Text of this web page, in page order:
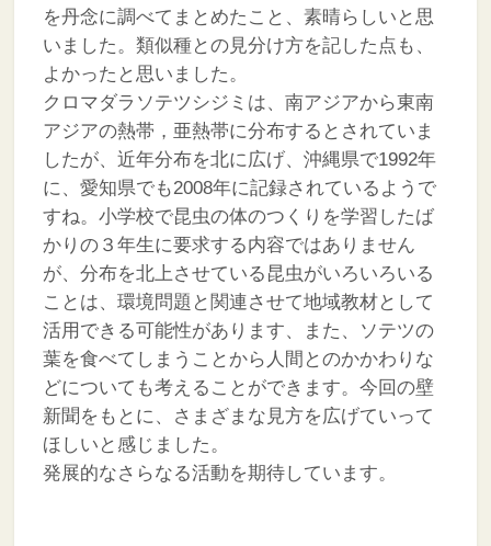
を丹念に調べてまとめたこと、素晴らしいと思
いました。類似種との見分け方を記した点も、
よかったと思いました。
クロマダラソテツシジミは、南アジアから東南
アジアの熱帯，亜熱帯に分布するとされていま
したが、近年分布を北に広げ、沖縄県で1992年
に、愛知県でも2008年に記録されているようで
すね。小学校で昆虫の体のつくりを学習したば
かりの３年生に要求する内容ではありません
が、分布を北上させている昆虫がいろいろいる
ことは、環境問題と関連させて地域教材として
活用できる可能性があります、また、ソテツの
葉を食べてしまうことから人間とのかかわりな
どについても考えることができます。今回の壁
新聞をもとに、さまざまな見方を広げていって
ほしいと感じました。
発展的なさらなる活動を期待しています。